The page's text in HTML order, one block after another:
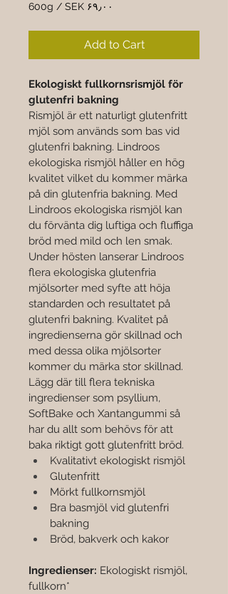
‎SEK ۶۹٫۰۰ /
600g
Add to Cart
Ekologiskt fullkornsrismjöl för
glutenfri bakning
Rismjöl är ett naturligt glutenfritt
mjöl som används som bas vid
glutenfri bakning. Lindroos
ekologiska rismjöl håller en hög
kvalitet vilket du kommer märka
på din glutenfria bakning. Med
Lindroos ekologiska rismjöl kan
du förvänta dig luftiga och fluffiga
bröd med mild och len smak.
Under hösten lanserar Lindroos
flera ekologiska glutenfria
mjölsorter med syfte att höja
standarden och resultatet på
glutenfri bakning. Kvalitet på
ingredienserna gör skillnad och
med dessa olika mjölsorter
kommer du märka stor skillnad.
Lägg där till flera tekniska
ingredienser som psyllium,
SoftBake och Xantangummi så
har du allt som behövs för att
baka riktigt gott glutenfritt bröd.
Kvalitativt ekologiskt rismjöl
Glutenfritt
Mörkt fullkornsmjöl
Bra basmjöl vid glutenfri
bakning
Bröd, bakverk och kakor
Ingredienser: Ekologiskt rismjöl,
fullkorn*